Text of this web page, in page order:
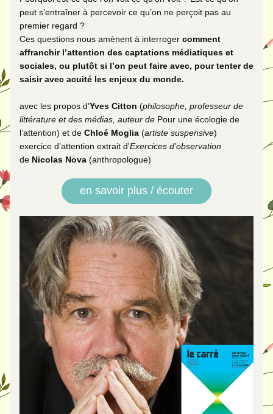
peut s’entraîner à percevoir ce qu’on ne perçoit pas au
premier regard ?
Ces questions nous amènent à interroger comment
affranchir l’attention des captations médiatiques et
sociales, ou plutôt si l’on peut faire avec, pour tenter de
saisir avec acuité les enjeux du monde.
avec les propos d'Yves Citton (philosophe, professeur de
littérature et des médias, auteur de Pour une écologie de
l’attention) et de Chloé Moglia (artiste suspensive)
exercice d’attention extrait d'Exercices d'observation
de Nicolas Nova (anthropologue)
en savoir plus / écouter